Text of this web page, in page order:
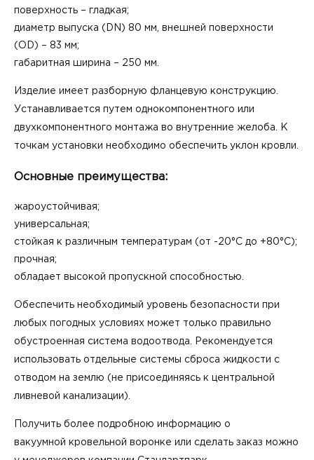
поверхность – гладкая;
диаметр выпуска (DN) 80 мм, внешней поверхности
(OD) – 83 мм;
габаритная ширина – 250 мм.
Изделие имеет разборную фланцевую конструкцию.
Устанавливается путем однокомпонентного или
двухкомпонентного монтажа во внутренние желоба. К
точкам установки необходимо обеспечить уклон кровли.
Основные преимущества:
жароустойчивая;
универсальная;
стойкая к различным температурам (от -20°С до +80°С);
прочная;
обладает высокой пропускной способностью.
Обеспечить необходимый уровень безопасности при
любых погодных условиях может только правильно
обустроенная система водоотвода. Рекомендуется
использовать отдельные системы сброса жидкости с
отводом на землю (не присоединяясь к центральной
ливневой канализации).
Получить более подробною информацию о
вакуумной кровельной воронке или сделать заказ можно